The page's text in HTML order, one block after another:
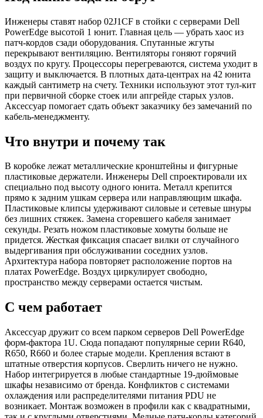
Инженеры ставят набор 02J1CF в стойки с серверами Dell
PowerEdge высотой 1 юнит. Главная цель — убрать хаос из
патч-кордов сзади оборудования. Спутанные жгуты
перекрывают вентиляцию. Вентиляторы гоняют горячий
воздух по кругу. Процессоры перегреваются, система уходит в
защиту и выключается. В плотных дата-центрах на 42 юнита
каждый сантиметр на счету. Техники используют этот тул-кит
при первичной сборке стоек или апгрейде старых узлов.
Аксессуар помогает сдать объект заказчику без замечаний по
кабель-менеджменту.
Что внутри и почему так
В коробке лежат металлические кронштейны и фигурные
пластиковые держатели. Инженеры Dell спроектировали их
специально под высоту одного юнита. Металл крепится
прямо к задним ушкам сервера или направляющим шкафа.
Пластиковые клипсы удерживают силовые и сетевые шнуры
без лишних стяжек. Замена сгоревшего кабеля занимает
секунды. Резать ножом пластиковые хомуты больше не
придется. Жесткая фиксация спасает вилки от случайного
выдергивания при обслуживании соседних узлов.
Архитектура набора повторяет расположение портов на
платах PowerEdge. Воздух циркулирует свободно,
пространство между серверами остается чистым.
С чем работает
Аксессуар дружит со всем парком серверов Dell PowerEdge
форм-фактора 1U. Сюда попадают популярные серии R640,
R650, R660 и более старые модели. Крепления встают в
штатные отверстия корпусов. Сверлить ничего не нужно.
Набор интегрируется в любые стандартные 19-дюймовые
шкафы независимо от бренда. Конфликтов с системами
охлаждения или распределителями питания PDU не
возникает. Монтаж возможен в профили как с квадратными,